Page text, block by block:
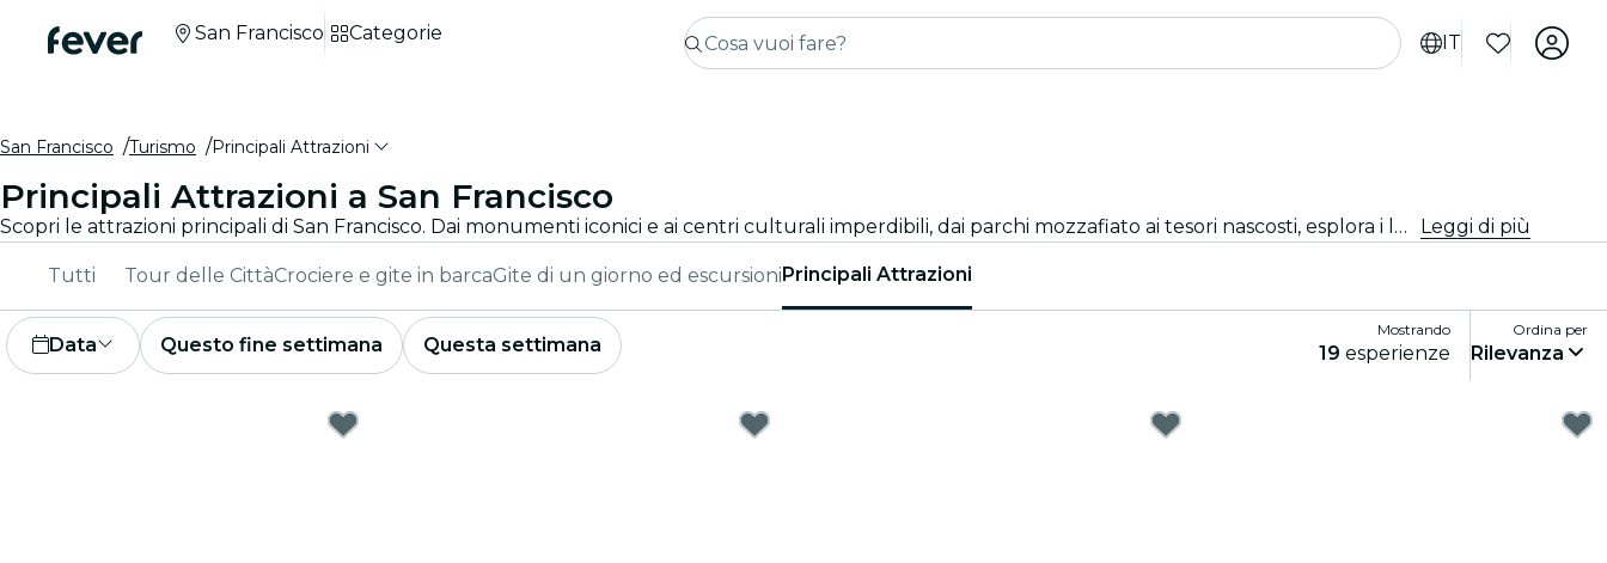
IT
San Francisco Categorie
San Francisco Turismo Principali Attrazioni
Principali Attrazioni a San Francisco
Scopri le attrazioni principali di San Francisco. Dai monumenti iconici e ai centri culturali imperdibili, dai parchi mozzafiato ai tesori nascosti, esplora i luoghi da non perdere con queste esperienze. Scopri cosa rende San Francisco davvero unica! Leggi di più
Tutti Tour delle CittàCrociere e gite in barcaGite di un giorno ed escursioniPrincipali Attrazioni
Data Questo fine settimana Questa settimana
Mostrando
19 esperienze
Ordina per
Rilevanza